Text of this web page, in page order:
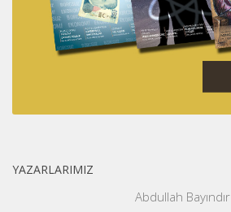
YAZARLARIMIZ
Abdullah Bayındır